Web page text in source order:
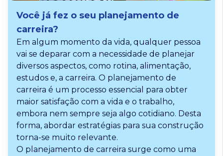
Você já fez o seu planejamento de
carreira?
Em algum momento da vida, qualquer pessoa
vai se deparar com a necessidade de planejar
diversos aspectos, como rotina, alimentação,
estudos e, a carreira. O planejamento de
carreira é um processo essencial para obter
maior satisfação com a vida e o trabalho,
embora nem sempre seja algo cotidiano. Desta
forma, abordar estratégias para sua construção
torna-se muito relevante.
O planejamento de carreira surge como uma